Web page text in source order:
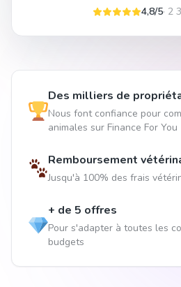
4,8/5· 2
Des milliers de
Nous font confiance pour
animales sur Finance For You
Remboursement
Jusqu'à 100% des frais
+ de 5 offres
Pour s'adapter à toutes les
budgets